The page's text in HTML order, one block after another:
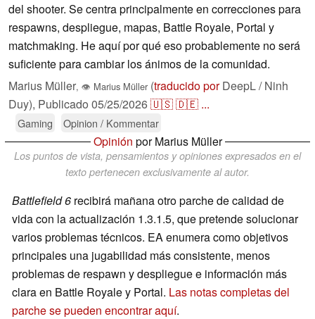
del shooter. Se centra principalmente en correcciones para
respawns, despliegue, mapas, Battle Royale, Portal y
matchmaking. He aquí por qué eso probablemente no será
suficiente para cambiar los ánimos de la comunidad.
Marius Müller, 👁 Marius Müller (traducido porDeepL / Ninh
Duy), Publicado 05/25/2026🇺🇸🇩🇪 ...
Gaming Opinion / Kommentar
Opinión por Marius Müller
Los puntos de vista, pensamientos y opiniones expresados en el
texto pertenecen exclusivamente al autor.
Battlefield 6 recibirá mañana otro parche de calidad de
vida con la actualización 1.3.1.5, que pretende solucionar
varios problemas técnicos. EA enumera como objetivos
principales una jugabilidad más consistente, menos
problemas de respawn y despliegue e información más
clara en Battle Royale y Portal. Las notas completas del
parche se pueden encontrar aquí.